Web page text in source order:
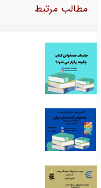
مطالب مرتبط